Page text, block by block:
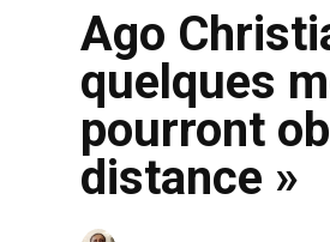
Ago
quelques
pourront
distance »